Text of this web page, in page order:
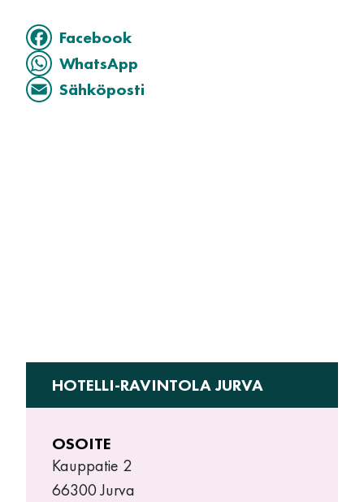
Facebook
WhatsApp
Sähköposti
HOTELLI-RAVINTOLA JURVA
OSOITE
Kauppatie 2
66300 Jurva